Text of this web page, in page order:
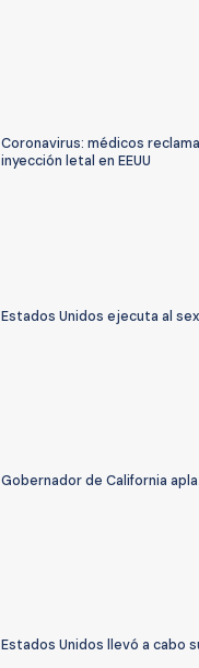
Coronavirus: médicos
inyección letal en EEUU
Estados Unidos ejecuta al
Gobernador de California
Estados Unidos llevó a cabo